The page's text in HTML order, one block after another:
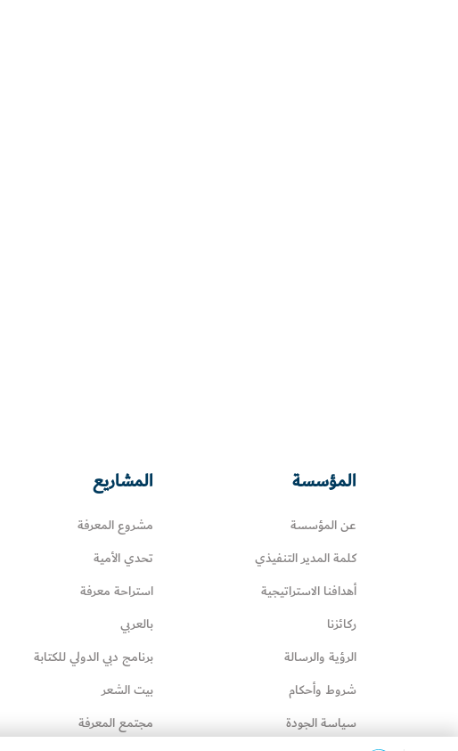
المؤسسة
عن المؤسسة
كلمة المدير التنفيذي
أهدافنا الاستراتيجية
ركائزنا
الرؤية والرسالة
شروط وأحكام
سياسة الجودة
المشاريع
مشروع المعرفة
تحدي الأمية
استراحة معرفة
بالعربي
برنامج دبي الدولي للكتابة
بيت الشعر
مجتمع المعرفة